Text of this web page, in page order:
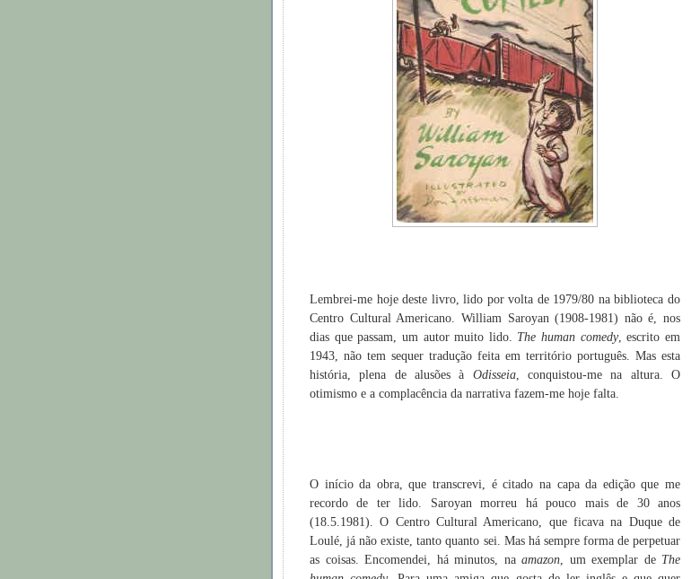
Lembrei-me hoje deste livro, lido por volta de 1979/80 na biblioteca do
Centro Cultural Americano. William Saroyan (1908-1981) não é, nos
dias que passam, um autor muito lido. The human comedy, escrito em
1943, não tem sequer tradução feita em território português. Mas esta
história, plena de alusões à Odisseia, conquistou-me na altura. O
otimismo e a complacência da narrativa fazem-me hoje falta.
O início da obra, que transcrevi, é citado na capa da edição que me
recordo de ter lido. Saroyan morreu há pouco mais de 30 anos
(18.5.1981). O Centro Cultural Americano, que ficava na Duque de
Loulé, já não existe, tanto quanto sei. Mas há sempre forma de perpetuar
as coisas. Encomendei, há minutos, na amazon, um exemplar de The